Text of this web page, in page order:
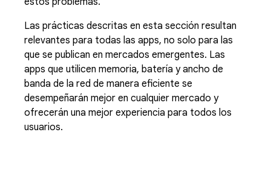
Las prácticas descritas en esta sección resultan
relevantes para todas las apps, no solo para las
que se publican en mercados emergentes. Las
apps que utilicen memoria, batería y ancho de
banda de la red de manera eficiente se
desempeñarán mejor en cualquier mercado y
ofrecerán una mejor experiencia para todos los
usuarios.